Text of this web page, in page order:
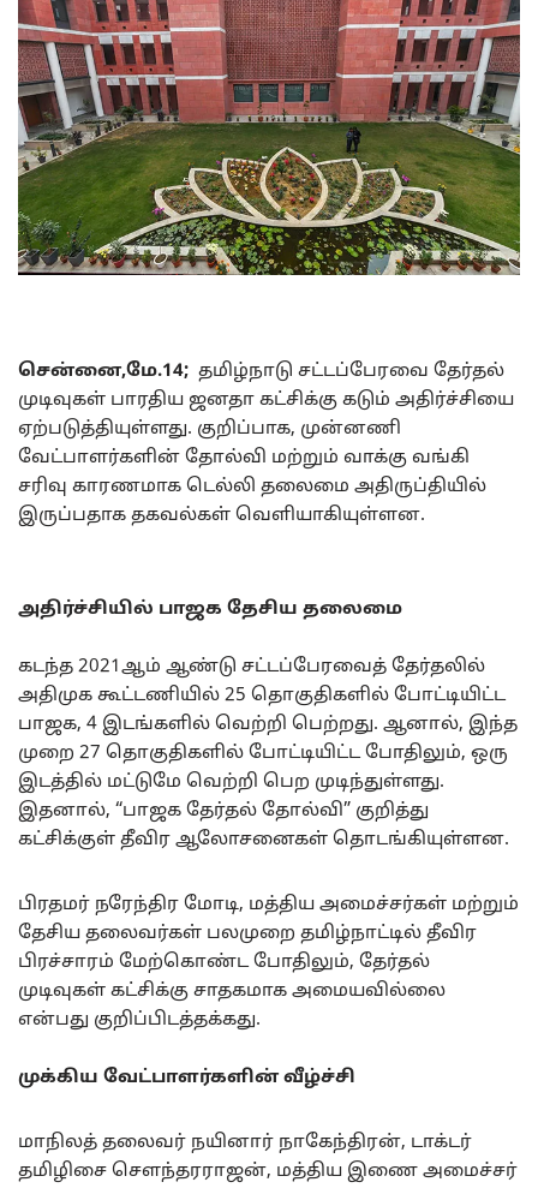
சென்னை,மே.14; தமிழ்நாடு சட்டப்பேரவை தேர்தல்
முடிவுகள் பாரதிய ஜனதா கட்சிக்கு கடும் அதிர்ச்சியை
ஏற்படுத்தியுள்ளது. குறிப்பாக, முன்னணி
வேட்பாளர்களின் தோல்வி மற்றும் வாக்கு வங்கி
சரிவு காரணமாக டெல்லி தலைமை அதிருப்தியில்
இருப்பதாக தகவல்கள் வெளியாகியுள்ளன.
அதிர்ச்சியில் பாஜக தேசிய தலைமை
கடந்த 2021ஆம் ஆண்டு சட்டப்பேரவைத் தேர்தலில்
அதிமுக கூட்டணியில் 25 தொகுதிகளில் போட்டியிட்ட
பாஜக, 4 இடங்களில் வெற்றி பெற்றது. ஆனால், இந்த
முறை 27 தொகுதிகளில் போட்டியிட்ட போதிலும், ஒரு
இடத்தில் மட்டுமே வெற்றி பெற முடிந்துள்ளது.
இதனால், “பாஜக தேர்தல் தோல்வி” குறித்து
கட்சிக்குள் தீவிர ஆலோசனைகள் தொடங்கியுள்ளன.
பிரதமர் நரேந்திர மோடி, மத்திய அமைச்சர்கள் மற்றும்
தேசிய தலைவர்கள் பலமுறை தமிழ்நாட்டில் தீவிர
பிரச்சாரம் மேற்கொண்ட போதிலும், தேர்தல்
முடிவுகள் கட்சிக்கு சாதகமாக அமையவில்லை
என்பது குறிப்பிடத்தக்கது.
முக்கிய வேட்பாளர்களின் வீழ்ச்சி
மாநிலத் தலைவர் நயினார் நாகேந்திரன், டாக்டர்
தமிழிசை சௌந்தரராஜன், மத்திய இணை அமைச்சர்